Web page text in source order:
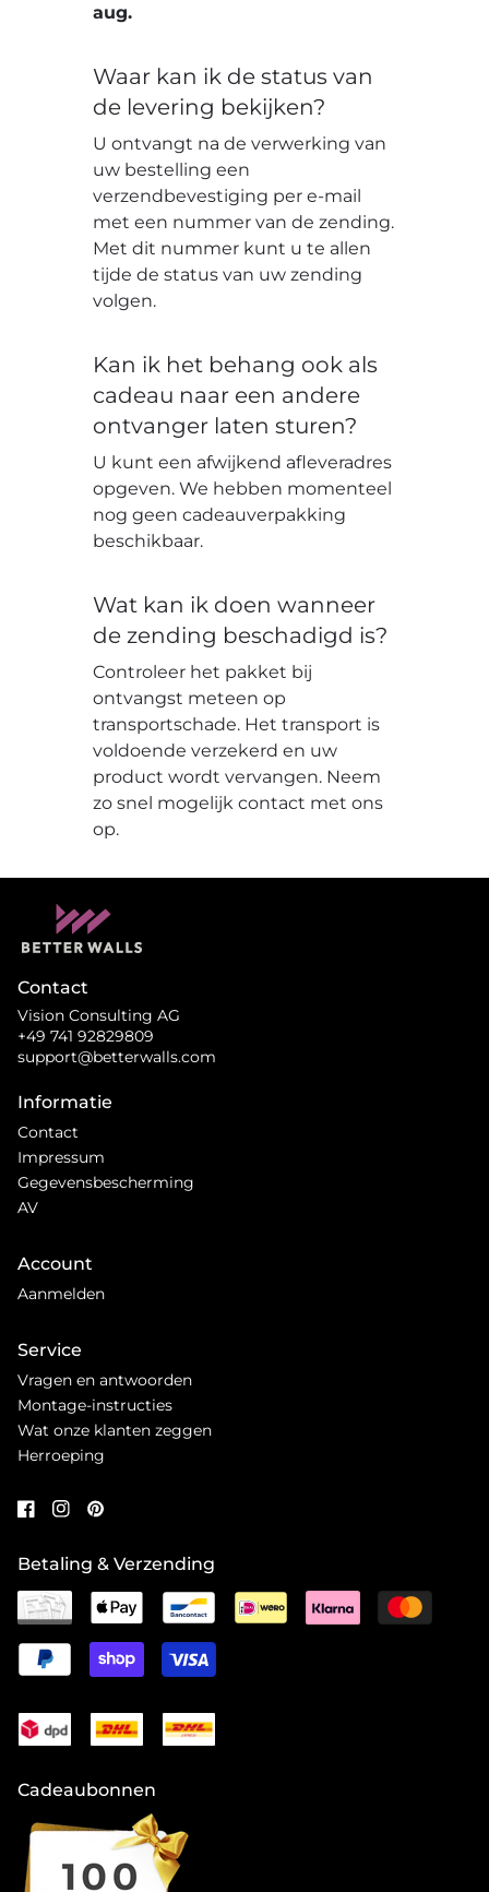
aug.
Waar kan ik de status van
de levering bekijken?
U ontvangt na de verwerking van
uw bestelling een
verzendbevestiging per e-mail
met een nummer van de zending.
Met dit nummer kunt u te allen
tijde de status van uw zending
volgen.
Kan ik het behang ook als
cadeau naar een andere
ontvanger laten sturen?
U kunt een afwijkend afleveradres
opgeven. We hebben momenteel
nog geen cadeauverpakking
beschikbaar.
Wat kan ik doen wanneer
de zending beschadigd is?
Controleer het pakket bij
ontvangst meteen op
transportschade. Het transport is
voldoende verzekerd en uw
product wordt vervangen. Neem
zo snel mogelijk contact met ons
op.
Contact
Vision Consulting AG
+49 741 92829809
support@betterwalls.com
Informatie
Contact
Impressum
Gegevensbescherming
AV
Account
Aanmelden
Service
Vragen en antwoorden
Montage-instructies
Wat onze klanten zeggen
Herroeping
Betaling & Verzending
Cadeaubonnen